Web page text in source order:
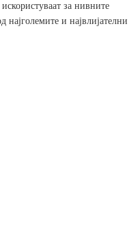
за нивните
и највлијателни